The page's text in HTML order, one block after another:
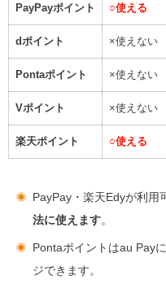
PayPayポイント ○使える
dポイント ×使えない
Pontaポイント ×使えない
Vポイント ×使えない
楽天ポイント ○使える
PayPay・楽天Edyが利用
法に使えます。
Pontaポイントはau Pay
ジできます。